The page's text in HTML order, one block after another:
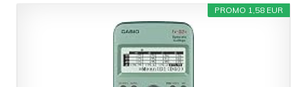
PROMO 1,58 EUR